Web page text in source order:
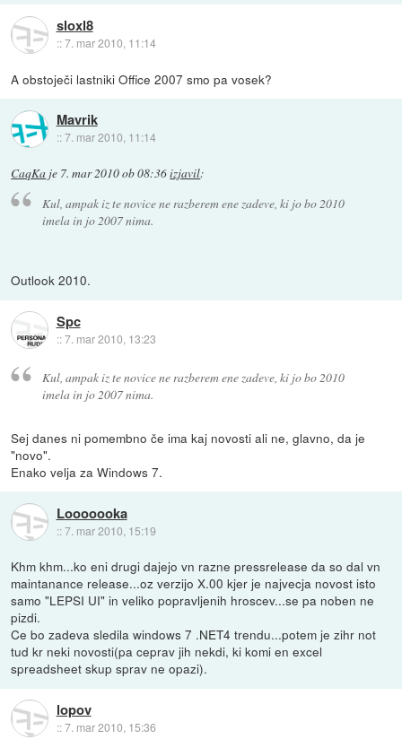
sloxl8
::7. mar 2010, 11:14
A obstoječi lastniki Office 2007 smo pa vosek?
Mavrik
::7. mar 2010, 11:14
CaqKa je 7. mar 2010 ob 08:36izjavil:
Kul, ampak iz te novice ne razberem ene zadeve, ki jo bo 2010
imela in jo 2007 nima.
Outlook 2010.
Spc
::7. mar 2010, 13:23
Kul, ampak iz te novice ne razberem ene zadeve, ki jo bo 2010
imela in jo 2007 nima.
Sej danes ni pomembno če ima kaj novosti ali ne, glavno, da je
"novo".
Enako velja za Windows 7.
Looooooka
::7. mar 2010, 15:19
Khm khm...ko eni drugi dajejo vn razne pressrelease da so dal vn
maintanance release...oz verzijo X.00 kjer je najvecja novost isto
samo "LEPSI UI" in veliko popravljenih hroscev...se pa noben ne
pizdi.
Ce bo zadeva sledila windows 7 .NET4 trendu...potem je zihr not
tud kr neki novosti(pa ceprav jih nekdi, ki komi en excel
spreadsheet skup sprav ne opazi).
lopov
::7. mar 2010, 15:36